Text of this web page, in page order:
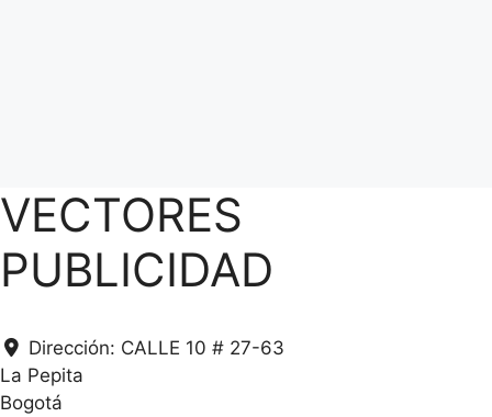
VECTORES
PUBLICIDAD
Dirección: CALLE 10 # 27-63
La Pepita
Bogotá